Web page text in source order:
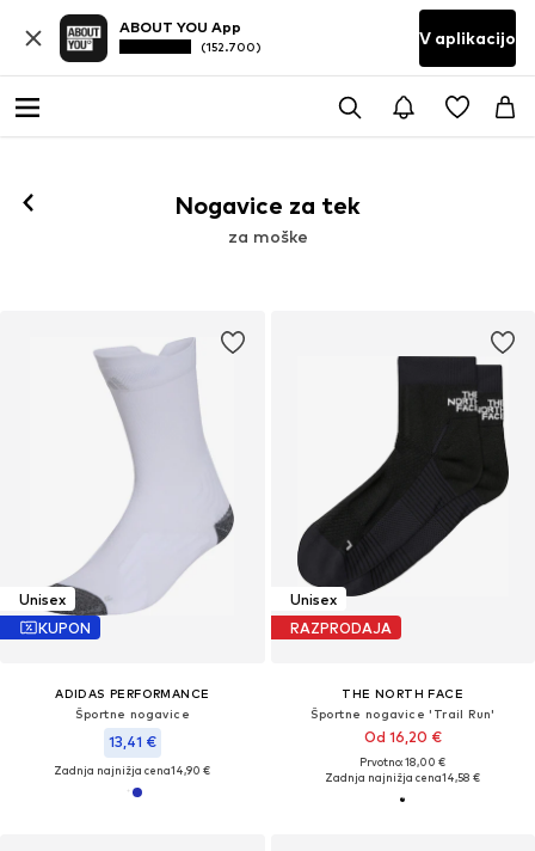
ABOUT YOU App
(152.700) V aplikacijo
Nogavice za tek
za moške
Unisex
KUPON
ADIDAS PERFORMANCE
Športne nogavice
13,41 €
Zadnja najnižja cena14,90 €
Unisex
RAZPRODAJA
THE NORTH FACE
Športne nogavice 'Trail Run'
Od 16,20 €
Prvotno: 18,00 €
Zadnja najnižja cena14,58 €